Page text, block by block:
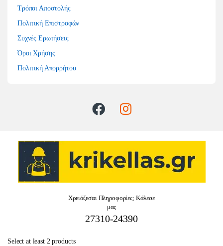
Τρόποι Αποστολής
Πολιτική Επιστροφών
Συχνές Ερωτήσεις
Όροι Χρήσης
Πολιτική Απορρήτου
Χρειάζεσαι Πληροφορίες; Κάλεσε
μας
27310-24390
Select at least 2 products